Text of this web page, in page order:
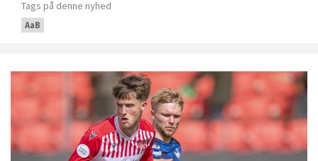
Tags på denne nyhed
AaB